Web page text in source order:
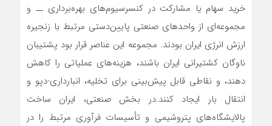
خرید سهام یا مشارکت در کنسرسیوم‌های بهره‌برداری ــ و
مجموعه‌ای از واحدهای صنعتی پایین‌دستی مرتبط با زنجیره
ارزش انرژی ایران بودند. مجموعه این عناصر قرار بود پشتیبان
ناوگان کشتیرانی ایران باشند، هزینه‌های عملیاتی را کاهش
دهند، و نقاطی قابل پیش‌بینی برای تخلیه، انبارداری-دپو و
انتقال بار ایجاد کنند.در بخش صنعتی، ایران ساخت
پالایشگاه‌های پتروشیمی و تأسیسات فرآوری مرتبط را در